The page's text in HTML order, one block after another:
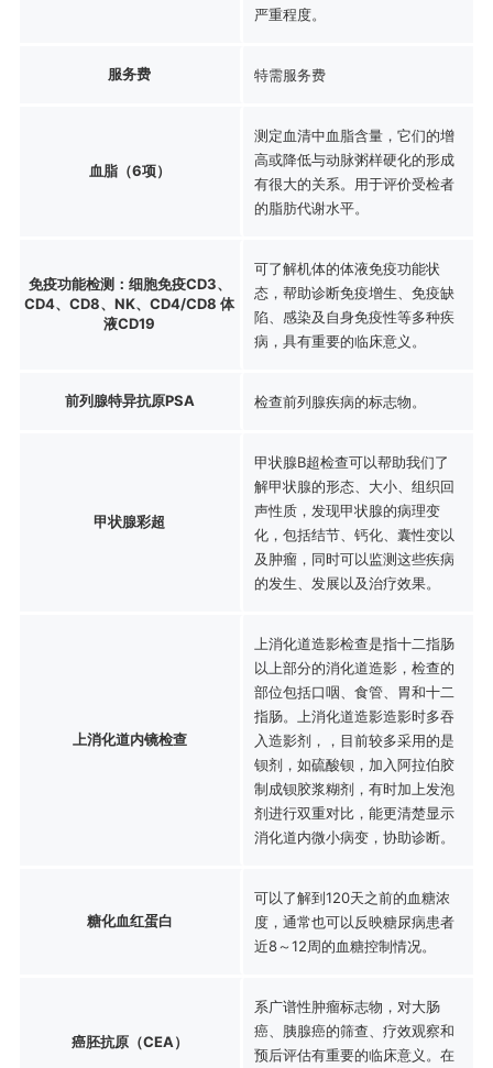
严重程度。
服务费 特需服务费
血脂（6项）
测定血清中血脂含量，它们的增
高或降低与动脉粥样硬化的形成
有很大的关系。用于评价受检者
的脂肪代谢水平。
免疫功能检测：细胞免疫CD3、
CD4、CD8、NK、CD4/CD8 体
液CD19
可了解机体的体液免疫功能状
态，帮助诊断免疫增生、免疫缺
陷、感染及自身免疫性等多种疾
病，具有重要的临床意义。
前列腺特异抗原PSA 检查前列腺疾病的标志物。
甲状腺彩超
甲状腺B超检查可以帮助我们了
解甲状腺的形态、大小、组织回
声性质，发现甲状腺的病理变
化，包括结节、钙化、囊性变以
及肿瘤，同时可以监测这些疾病
的发生、发展以及治疗效果。
上消化道内镜检查
上消化道造影检查是指十二指肠
以上部分的消化道造影，检查的
部位包括口咽、食管、胃和十二
指肠。上消化道造影造影时多吞
入造影剂，，目前较多采用的是
钡剂，如硫酸钡，加入阿拉伯胶
制成钡胶浆糊剂，有时加上发泡
剂进行双重对比，能更清楚显示
消化道内微小病变，协助诊断。
糖化血红蛋白
可以了解到120天之前的血糖浓
度，通常也可以反映糖尿病患者
近8～12周的血糖控制情况。
癌胚抗原（CEA）
系广谱性肿瘤标志物，对大肠
癌、胰腺癌的筛查、疗效观察和
预后评估有重要的临床意义。在